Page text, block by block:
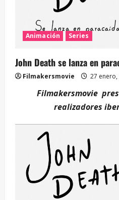
Animación Series
John Death se lanza en
Filmakersmovie 27 enero,
Filmakersmovie
realizadores